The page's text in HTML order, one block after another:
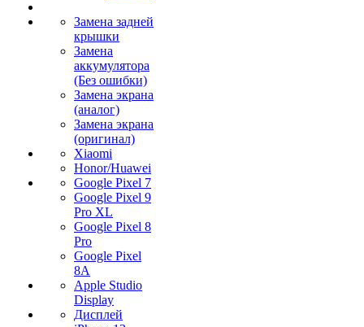
Замена задней
крышки
Замена
аккумулятора
(Без ошибки)
Замена экрана
(аналог)
Замена экрана
(оригинал)
Xiaomi
Honor/Huawei
Google Pixel 7
Google Pixel 9
Pro XL
Google Pixel 8
Pro
Google Pixel
8A
Apple Studio
Display
Дисплей